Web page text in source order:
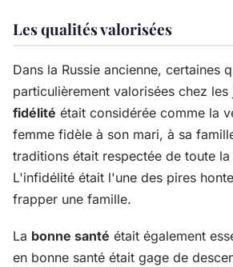
Les qualités valorisées
Dans la Russie ancienne, certaines
particulièrement valorisées chez les
fidélité était considérée comme la
femme fidèle à son mari, à sa
traditions était respectée de toute la
L'infidélité était l'une des pires
frapper une famille.
La bonne santé était également
en bonne santé était gage de